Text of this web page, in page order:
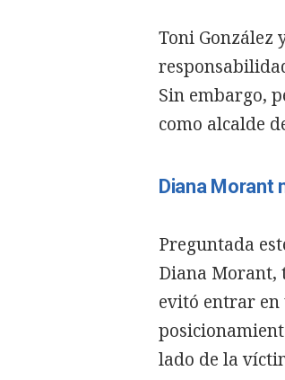
Toni González
Sin embargo,
como alcalde
Diana Morant
Preguntada
Diana Morant,
evitó entrar en
lado de la